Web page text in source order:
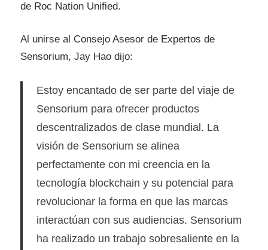
de Roc Nation Unified.
Al unirse al Consejo Asesor de Expertos de
Sensorium, Jay Hao dijo:
Estoy encantado de ser parte del viaje de
Sensorium para ofrecer productos
descentralizados de clase mundial. La
visión de Sensorium se alinea
perfectamente con mi creencia en la
tecnología blockchain y su potencial para
revolucionar la forma en que las marcas
interactúan con sus audiencias. Sensorium
ha realizado un trabajo sobresaliente en la